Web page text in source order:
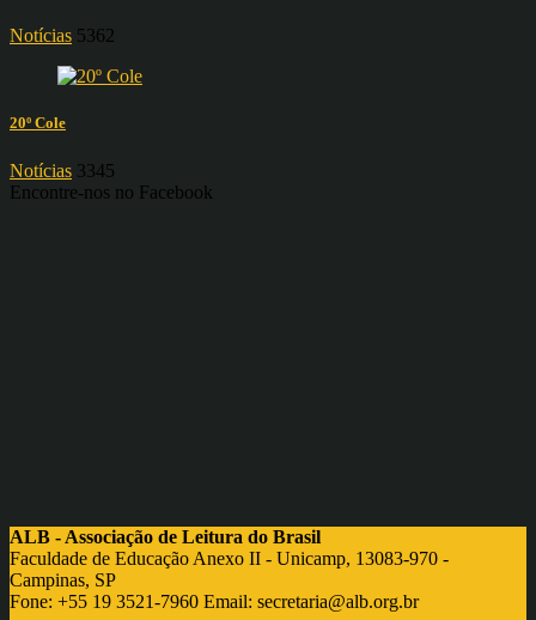
Notícias 5362
20º Cole
Notícias 3345
Encontre-nos no Facebook
ALB - Associação de Leitura do Brasil
Faculdade de Educação Anexo II - Unicamp, 13083-970 -
Campinas, SP
Fone: +55 19 3521-7960 Email: secretaria@alb.org.br